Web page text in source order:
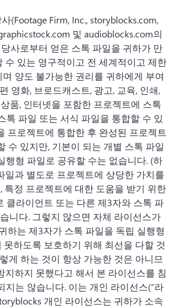
하기
(Footage Firm, Inc., storyblocks.com,
및 audioblocks.com의
사로부터 얻은 스톡 파일을 귀하가 만
수 있는 영구적이고 전 세계적이고 제한
양도 불가능한 권리를 귀하에게 부여
영화, 브로드캐스트, 광고, 교육, 인쇄,
품, 인터넷을 포함한 프로젝트에 스톡
톡 파일 또는 서식 파일을 통합할 수 있
프로젝트에 통합한 후 완성된 프로젝트
수 있지만, 기본이 되는 개별 스톡 파일
행형 파일로 공유할 수는 없습니다. (하
일과 별도로 프로젝트에 상당한 가치를
특정 프로젝트에 대한 도움을 받기 위한
클라이언트 또는 다른 제3자와 스톡 파
니다. 그렇지 않으면 자체 라이선스가
하는 제3자가 스톡 파일을 독립 실행형
못하도록 보호하기 위해 최선을 다할 것
게 하는 것이 항상 가능한 것은 아니므
지하지 못했다고 해서 본 라이선스를 침
지는 않습니다. 이는 개인 라이선스(“라
개인 라이선스는 귀하가 소속